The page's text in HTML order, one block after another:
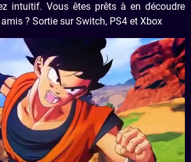
intuitif. Vous êtes prêts à en découdre
? Sortie sur Switch, PS4 et Xbox